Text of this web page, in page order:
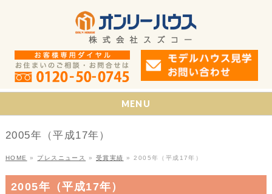
MENU
2005年（平成17年）
HOME » プレスニュース » 受賞実績 » 2005年（平成17年）
2005年（平成17年）